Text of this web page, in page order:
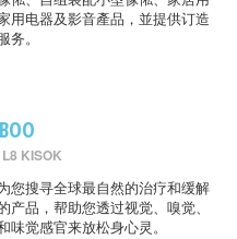
用电器及影音產品，並提供订造
务。
KISOK
您搜寻全球最自然的治疗和缓解
产品，帮助您透过视觉、嗅觉、
味觉感官来放松身心灵。